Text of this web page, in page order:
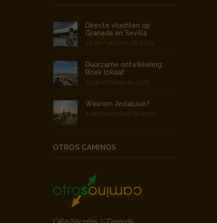
Directe vluchten op
Granada en Sevilla
20 de February de 2025
Duurzame ontwikkeling:
Boek lokaal!
31 de October de 2022
Waarom Andalusië?
4 de December de 2020
OTROS CAMINOS
Calle Sócrates 4, Granada,